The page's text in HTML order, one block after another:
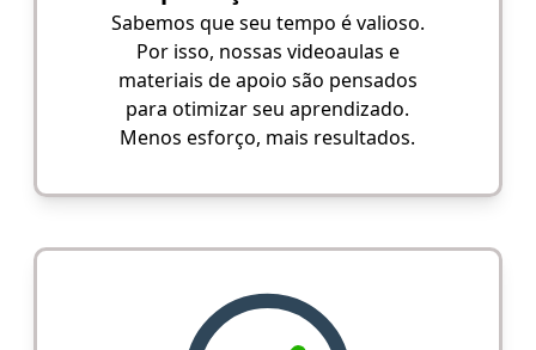
Sabemos que seu tempo é valioso.
Por isso, nossas videoaulas e
materiais de apoio são pensados
para otimizar seu aprendizado.
Menos esforço, mais resultados.